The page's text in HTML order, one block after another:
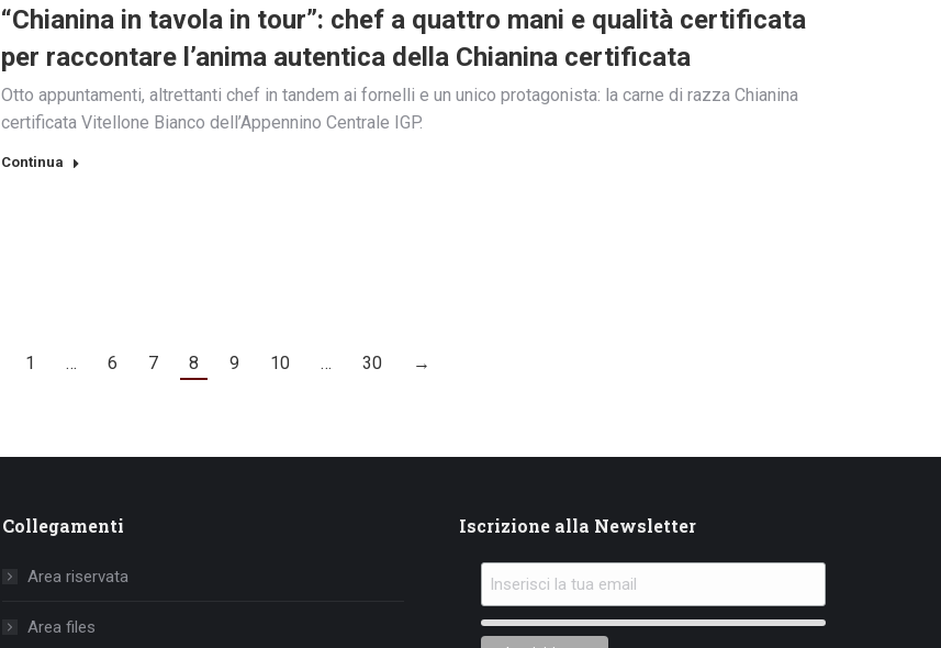
“Chianina in tavola in tour”: chef a quattro mani e qualità certificata
per raccontare l’anima autentica della Chianina certificata
Otto appuntamenti, altrettanti chef in tandem ai fornelli e un unico protagonista: la carne di razza Chianina
certificata Vitellone Bianco dell’Appennino Centrale IGP.
Continua
1 … 6 7 8 9 10 … 30 →
Collegamenti
Area riservata
Area files
Iscrizione alla Newsletter